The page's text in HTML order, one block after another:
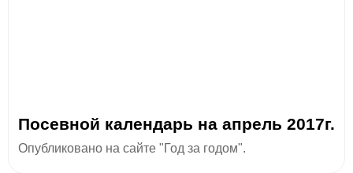
Посевной календарь на апрель 2017г.
Опубликовано на сайте "Год за годом".